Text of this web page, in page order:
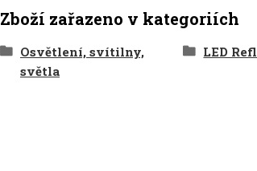
Zboží zařazeno v kategoriích
Osvětlení, svítilny,
světla
LED